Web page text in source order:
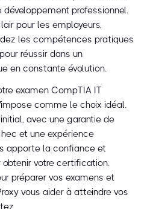
professionnel.
pour les employeurs,
les compétences pratiques
réussir dans un
en constante évolution.
examen CompTIA IT
comme le choix idéal.
avec une garantie de
et une expérience
apporte la confiance et
votre certification.
préparer vos examens et
vous aider à atteindre vos